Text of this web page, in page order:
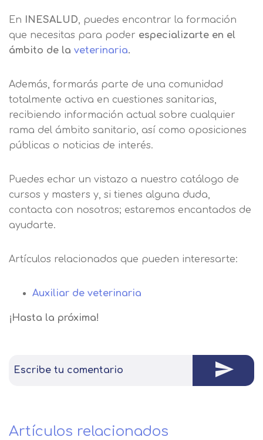
En INESALUD, puedes encontrar la formación
que necesitas para poder especializarte en el
ámbito de la veterinaria.
Además, formarás parte de una comunidad
totalmente activa en cuestiones sanitarias,
recibiendo información actual sobre cualquier
rama del ámbito sanitario, así como oposiciones
públicas o noticias de interés.
Puedes echar un vistazo a nuestro catálogo de
cursos y masters y, si tienes alguna duda,
contacta con nosotros; estaremos encantados de
ayudarte.
Artículos relacionados que pueden interesarte:
Auxiliar de veterinaria
¡Hasta la próxima!
Escribe tu comentario
Artículos relacionados